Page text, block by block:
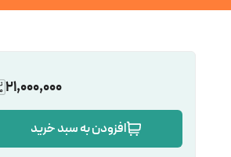
21,000,000
افزودن به سبد خرید